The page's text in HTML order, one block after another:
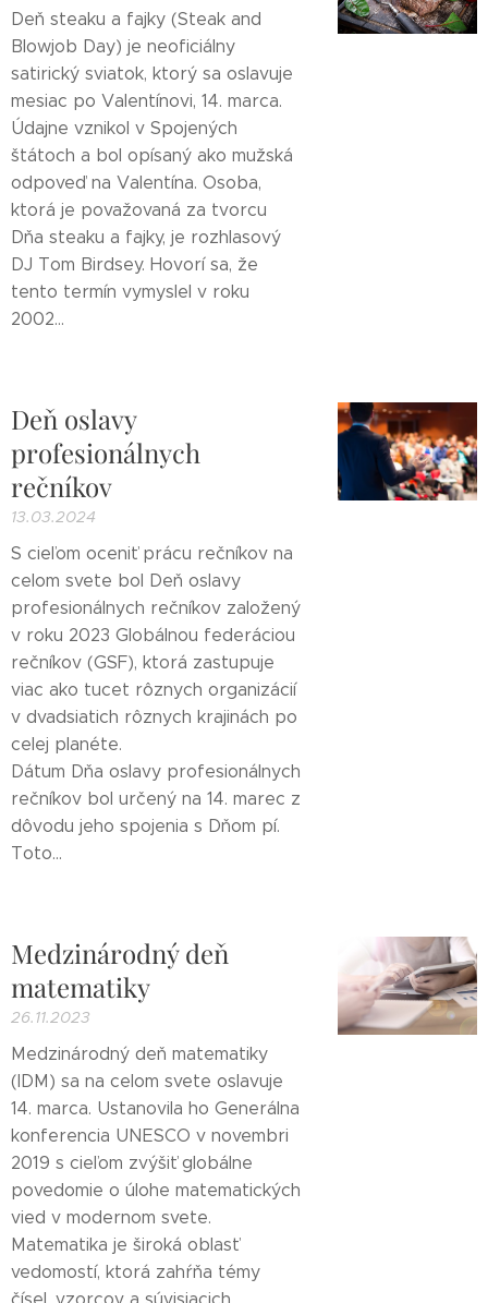
Deň steaku a fajky (Steak and
Blowjob Day) je neoficiálny
satirický sviatok, ktorý sa oslavuje
mesiac po Valentínovi, 14. marca.
Údajne vznikol v Spojených
štátoch a bol opísaný ako mužská
odpoveď na Valentína. Osoba,
ktorá je považovaná za tvorcu
Dňa steaku a fajky, je rozhlasový
DJ Tom Birdsey. Hovorí sa, že
tento termín vymyslel v roku
2002...
Deň oslavy
profesionálnych
rečníkov
13.03.2024
S cieľom oceniť prácu rečníkov na
celom svete bol Deň oslavy
profesionálnych rečníkov založený
v roku 2023 Globálnou federáciou
rečníkov (GSF), ktorá zastupuje
viac ako tucet rôznych organizácií
v dvadsiatich rôznych krajinách po
celej planéte.
Dátum Dňa oslavy profesionálnych
rečníkov bol určený na 14. marec z
dôvodu jeho spojenia s Dňom pí.
Toto...
Medzinárodný deň
matematiky
26.11.2023
Medzinárodný deň matematiky
(IDM) sa na celom svete oslavuje
14. marca. Ustanovila ho Generálna
konferencia UNESCO v novembri
2019 s cieľom zvýšiť globálne
povedomie o úlohe matematických
vied v modernom svete.
Matematika je široká oblasť
vedomostí, ktorá zahŕňa témy